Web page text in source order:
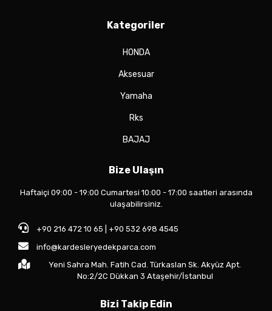
Kategoriler
HONDA
Aksesuar
Yamaha
Rks
BAJAJ
Bize Ulaşın
Haftaiçi 09:00 - 19:00 Cumartesi 10:00 - 17:00 saatleri arasında
ulaşabilirsiniz.
+90 216 472 10 65 | +90 532 698 4545
info@kardesleryedekparca.com
Yeni Sahra Mah. Fatih Cad. Türkaslan Sk. Akyüz Apt.
No:2/2C Dükkan 3 Ataşehir/İstanbul
Bizi Takip Edin